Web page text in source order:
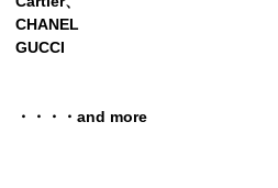
CHANEL
GUCCI
・・・・and more